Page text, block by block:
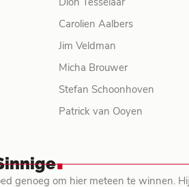
Dion Tesselaar
Carolien Aalbers
Jim Veldman
Micha Brouwer
Stefan Schoonhoven
Patrick van Ooyen
.
genoeg om hier meteen te winnen.